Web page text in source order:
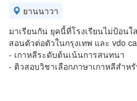
ยานนาวา
มาเรียนกัน ยุคนี้ที่โรงเรียนไม่ป้อน
สอนตัวต่อตัวในกรุงเทพ และ vdo
- เกาหลีระดับต้นเน้นการสนทนา
- ติวสอบวิชาเลือกภาษาเกาหลีสำห